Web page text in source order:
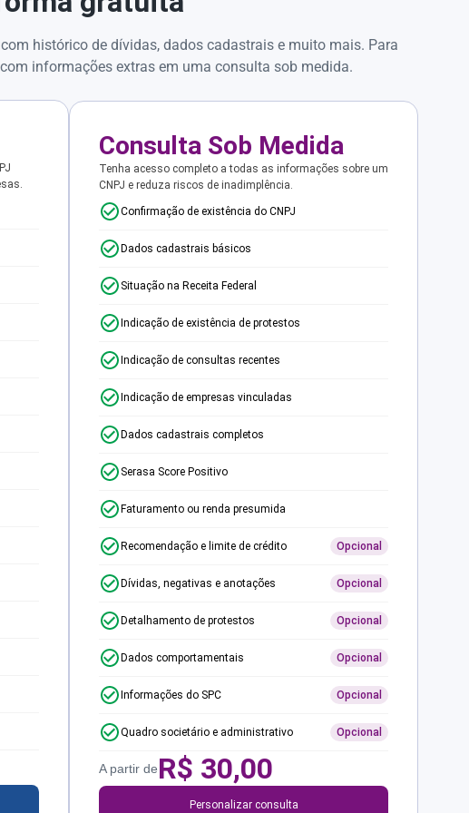
histórico de dívidas, dados cadastrais e muito mais. Para
informações extras em uma consulta sob medida.
Consulta Sob Medida
Tenha acesso completo a todas as informações sobre um
CNPJ e reduza riscos de inadimplência.
Confirmação de existência do CNPJ
Dados cadastrais básicos
Situação na Receita Federal
Indicação de existência de protestos
Indicação de consultas recentes
Indicação de empresas vinculadas
Dados cadastrais completos
Serasa Score Positivo
Faturamento ou renda presumida
Recomendação e limite de crédito Opcional
Dívidas, negativas e anotações Opcional
Detalhamento de protestos Opcional
Dados comportamentais Opcional
Informações do SPC Opcional
Quadro societário e administrativo Opcional
A partir deR$ 30,00
Personalizar consulta